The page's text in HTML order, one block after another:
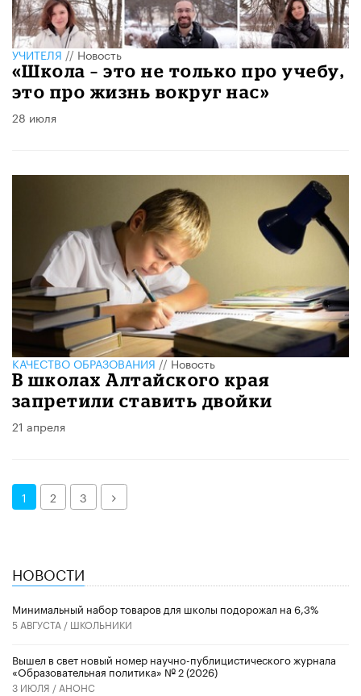
УЧИТЕЛЯ//Новость
​«Школа – это не только про учебу,
это про жизнь вокруг нас»
28 июля
КАЧЕСТВО ОБРАЗОВАНИЯ//Новость
В школах Алтайского края
запретили ставить двойки
21 апреля
1 2 3 Далее
НОВОСТИ
Минимальный набор товаров для школы подорожал на 6,3%
5 АВГУСТА / ШКОЛЬНИКИ
Вышел в свет новый номер научно-публицистического журнала
«Образовательная политика» № 2 (2026)
3 ИЮЛЯ / АНОНС